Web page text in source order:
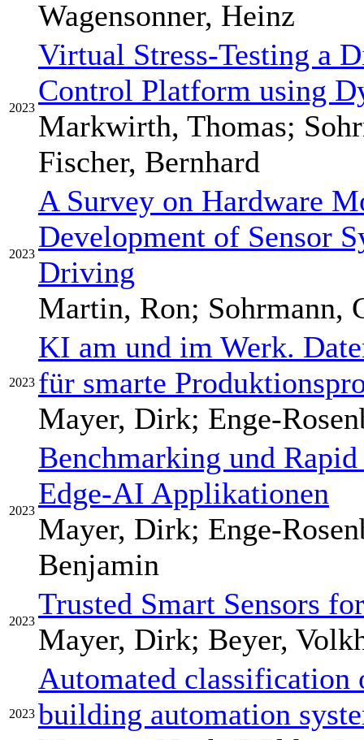
Wagensonner, Heinz
2023
Virtual Stress-Testing a
Control Platform using
Markwirth, Thomas;
Fischer, Bernhard
2023
A Survey on Hardware
Development of Sensor
Driving
Martin, Ron; Sohrmann,
2023
KI am und im Werk.
für smarte
Mayer, Dirk; Enge-
2023
Benchmarking und
Edge-AI Applikationen
Mayer, Dirk; Enge-
Benjamin
2023
Trusted Smart Sensors
Mayer, Dirk; Beyer,
2023
Automated classification
building automation